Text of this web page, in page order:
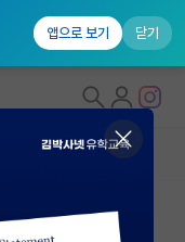
앱으로 보기 닫기